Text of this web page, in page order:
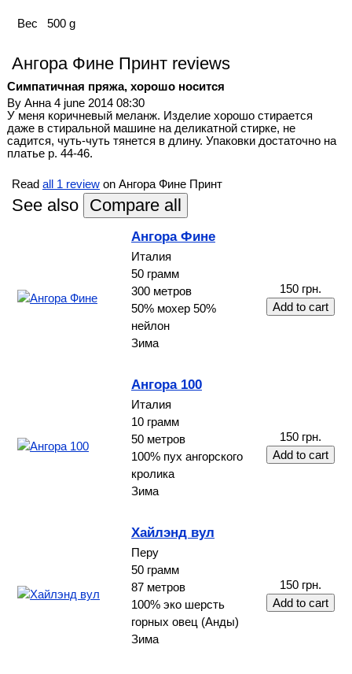
Вес 500 g
Ангора Фине Принт reviews
Симпатичная пряжа, хорошо носится
By Анна 4 june 2014 08:30
У меня коричневый меланж. Изделие хорошо стирается
даже в стиральной машине на деликатной стирке, не
садится, чуть-чуть тянется в длину. Упаковки достаточно на
платье р. 44-46.
Read all 1 review on Ангора Фине Принт
See also
Ангора Фине
Италия
50 грамм
300 метров
50% мохер 50%
нейлон
Зима
150 грн.
Ангора 100
Италия
10 грамм
50 метров
100% пух ангорского
кролика
Зима
150 грн.
Хайлэнд вул
Перу
50 грамм
87 метров
100% эко шерсть
горных овец (Анды)
Зима
150 грн.